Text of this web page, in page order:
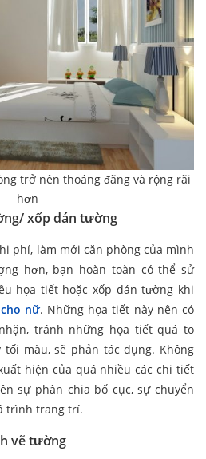
trở nên thoáng đãng và rộng rãi
hơn
xốp dán tường
phí, làm mới căn phòng của mình
hơn, bạn hoàn toàn có thể sử
họa tiết hoặc xốp dán tường khi
nữ. Những họa tiết này nên có
tránh những họa tiết quá to
màu, sẽ phản tác dụng. Không
hiện của quá nhiều các chi tiết
sự phân chia bố cục, sự chuyển
trình trang trí.
vẽ tường